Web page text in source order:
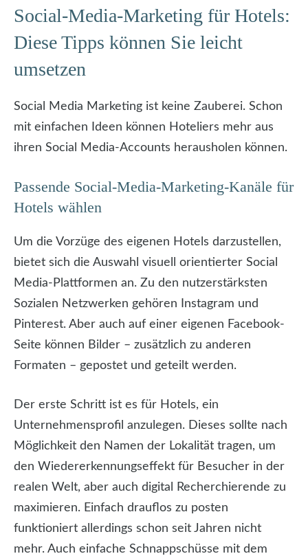
Social-Media-Marketing für Hotels:
Diese Tipps können Sie leicht
umsetzen
Social Media Marketing ist keine Zauberei. Schon
mit einfachen Ideen können Hoteliers mehr aus
ihren Social Media-Accounts herausholen können.
Passende Social-Media-Marketing-Kanäle für
Hotels wählen
Um die Vorzüge des eigenen Hotels darzustellen,
bietet sich die Auswahl visuell orientierter Social
Media-Plattformen an. Zu den nutzerstärksten
Sozialen Netzwerken gehören Instagram und
Pinterest. Aber auch auf einer eigenen Facebook-
Seite können Bilder – zusätzlich zu anderen
Formaten – gepostet und geteilt werden.
Der erste Schritt ist es für Hotels, ein
Unternehmensprofil anzulegen. Dieses sollte nach
Möglichkeit den Namen der Lokalität tragen, um
den Wiedererkennungseffekt für Besucher in der
realen Welt, aber auch digital Recherchierende zu
maximieren. Einfach drauflos zu posten
funktioniert allerdings schon seit Jahren nicht
mehr. Auch einfache Schnappschüsse mit dem